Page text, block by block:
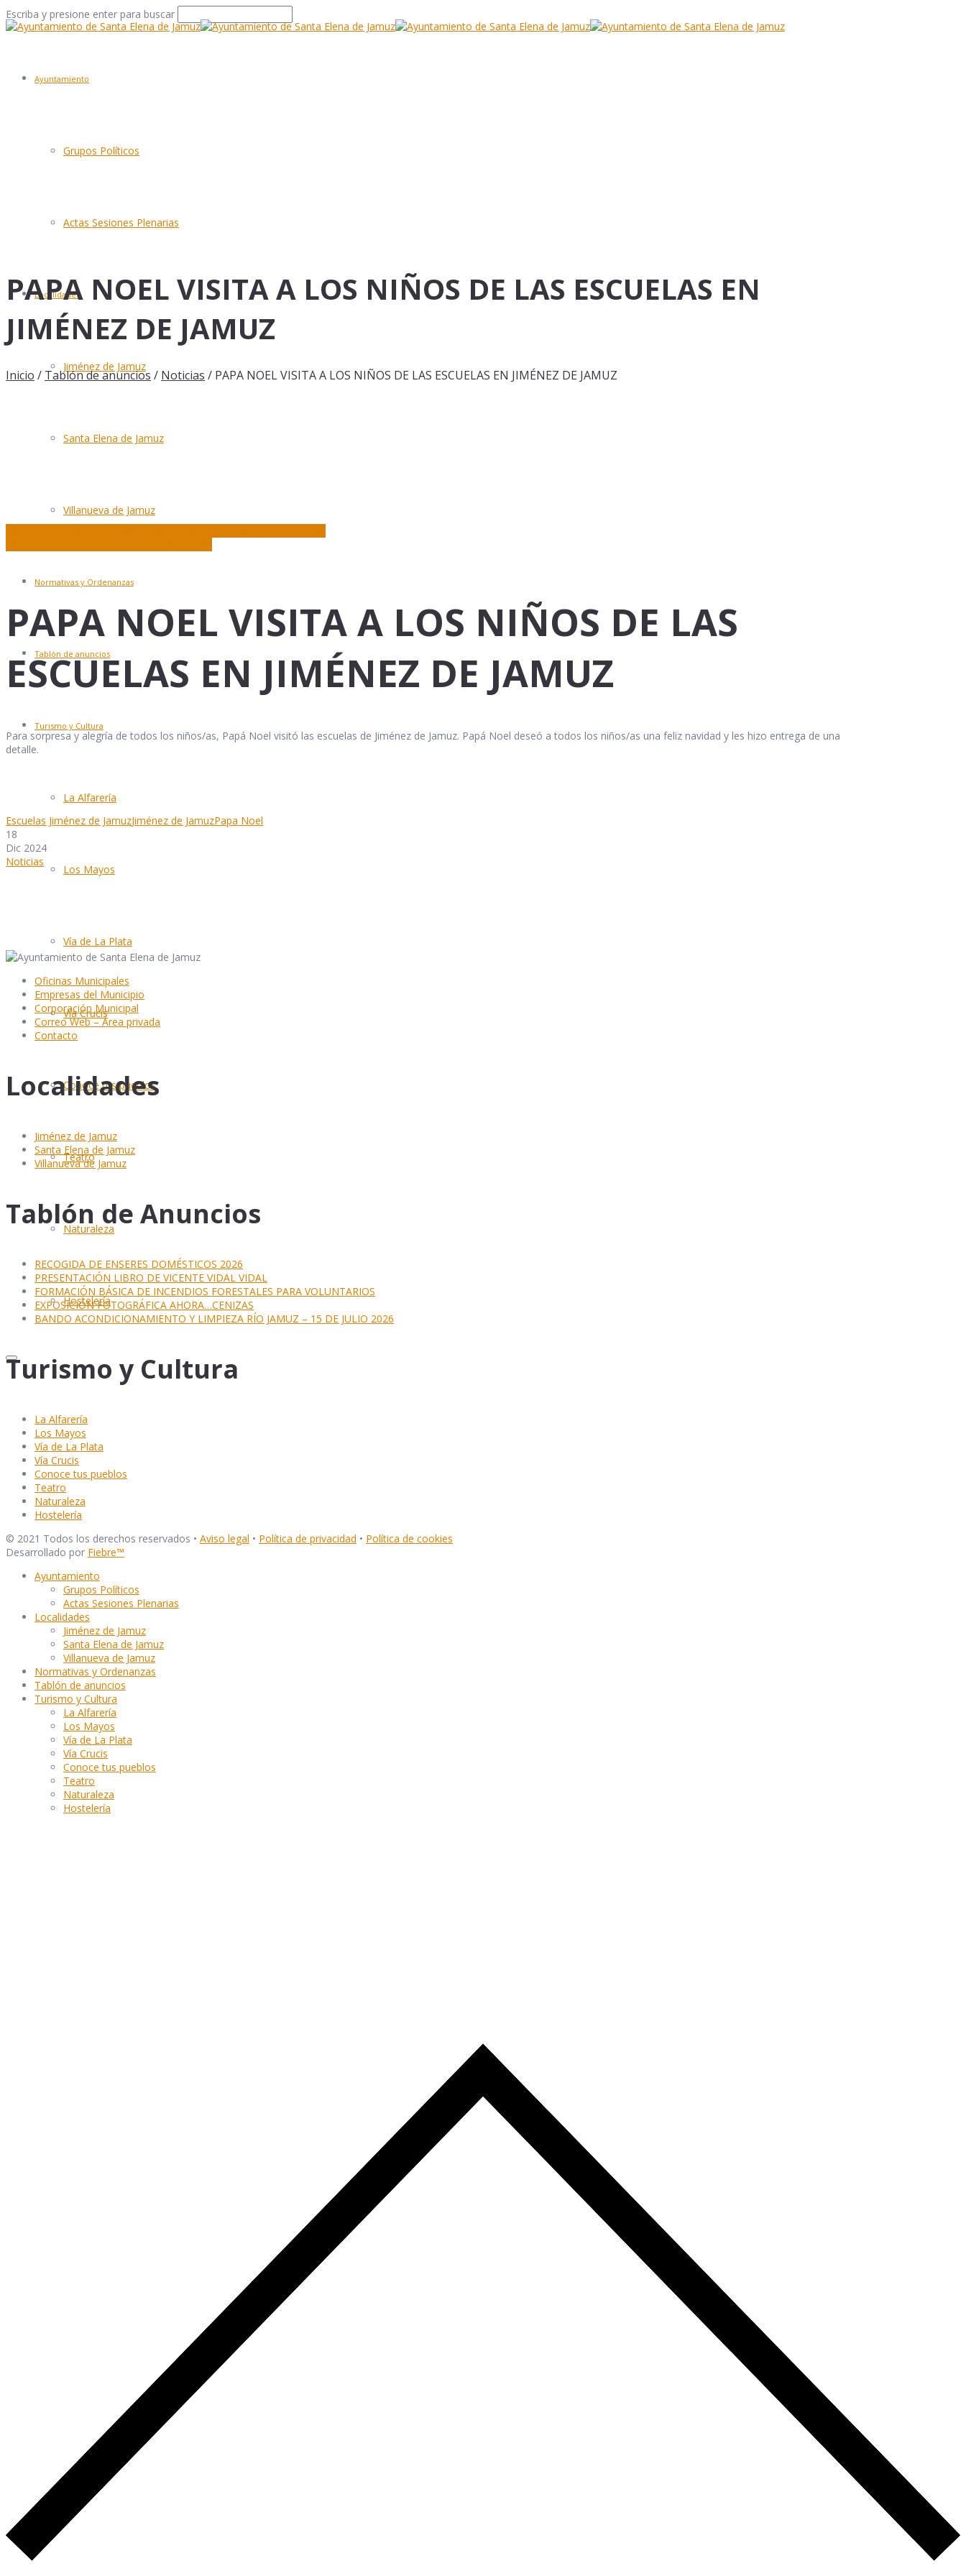
Escriba y presione enter para buscar
Ayuntamiento
Grupos Políticos
Actas Sesiones Plenarias
Localidades
Jiménez de Jamuz
Santa Elena de Jamuz
Villanueva de Jamuz
Normativas y Ordenanzas
Tablón de anuncios
Turismo y Cultura
La Alfarería
Los Mayos
Vía de La Plata
Vía Crucis
Conoce tus pueblos
Teatro
Naturaleza
Hostelería
PAPA NOEL VISITA A LOS NIÑOS DE LAS ESCUELAS EN
JIMÉNEZ DE JAMUZ
Inicio / Tablón de anuncios / Noticias / PAPA NOEL VISITA A LOS NIÑOS DE LAS ESCUELAS EN JIMÉNEZ DE JAMUZ
PAPA NOEL VISITA A LOS NIÑOS DE LAS
ESCUELAS EN JIMÉNEZ DE JAMUZ
Para sorpresa y alegría de todos los niños/as, Papá Noel visitó las escuelas de Jiménez de Jamuz. Papá Noel deseó a todos los niños/as una feliz navidad y les hizo entrega de una
detalle.
Escuelas Jiménez de JamuzJiménez de JamuzPapa Noel
18
Dic 2024
Noticias
Oficinas Municipales
Empresas del Municipio
Corporación Municipal
Correo Web – Área privada
Contacto
Localidades
Jiménez de Jamuz
Santa Elena de Jamuz
Villanueva de Jamuz
Tablón de Anuncios
RECOGIDA DE ENSERES DOMÉSTICOS 2026
PRESENTACIÓN LIBRO DE VICENTE VIDAL VIDAL
FORMACIÓN BÁSICA DE INCENDIOS FORESTALES PARA VOLUNTARIOS
EXPOSICIÓN FOTOGRÁFICA AHORA…CENIZAS
BANDO ACONDICIONAMIENTO Y LIMPIEZA RÍO JAMUZ – 15 DE JULIO 2026
Turismo y Cultura
La Alfarería
Los Mayos
Vía de La Plata
Vía Crucis
Conoce tus pueblos
Teatro
Naturaleza
Hostelería
© 2021 Todos los derechos reservados • Aviso legal • Política de privacidad • Política de cookies
Desarrollado por Fiebre™
Ayuntamiento
Grupos Políticos
Actas Sesiones Plenarias
Localidades
Jiménez de Jamuz
Santa Elena de Jamuz
Villanueva de Jamuz
Normativas y Ordenanzas
Tablón de anuncios
Turismo y Cultura
La Alfarería
Los Mayos
Vía de La Plata
Vía Crucis
Conoce tus pueblos
Teatro
Naturaleza
Hostelería